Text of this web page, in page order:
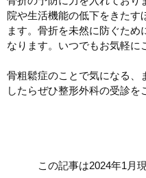
院や生活機能の低下をきたす
ます。骨折を未然に防ぐため
なります。いつでもお気軽に
骨粗鬆症のことで気になる、
したらぜひ整形外科の受診を
この記事は2024年1月現